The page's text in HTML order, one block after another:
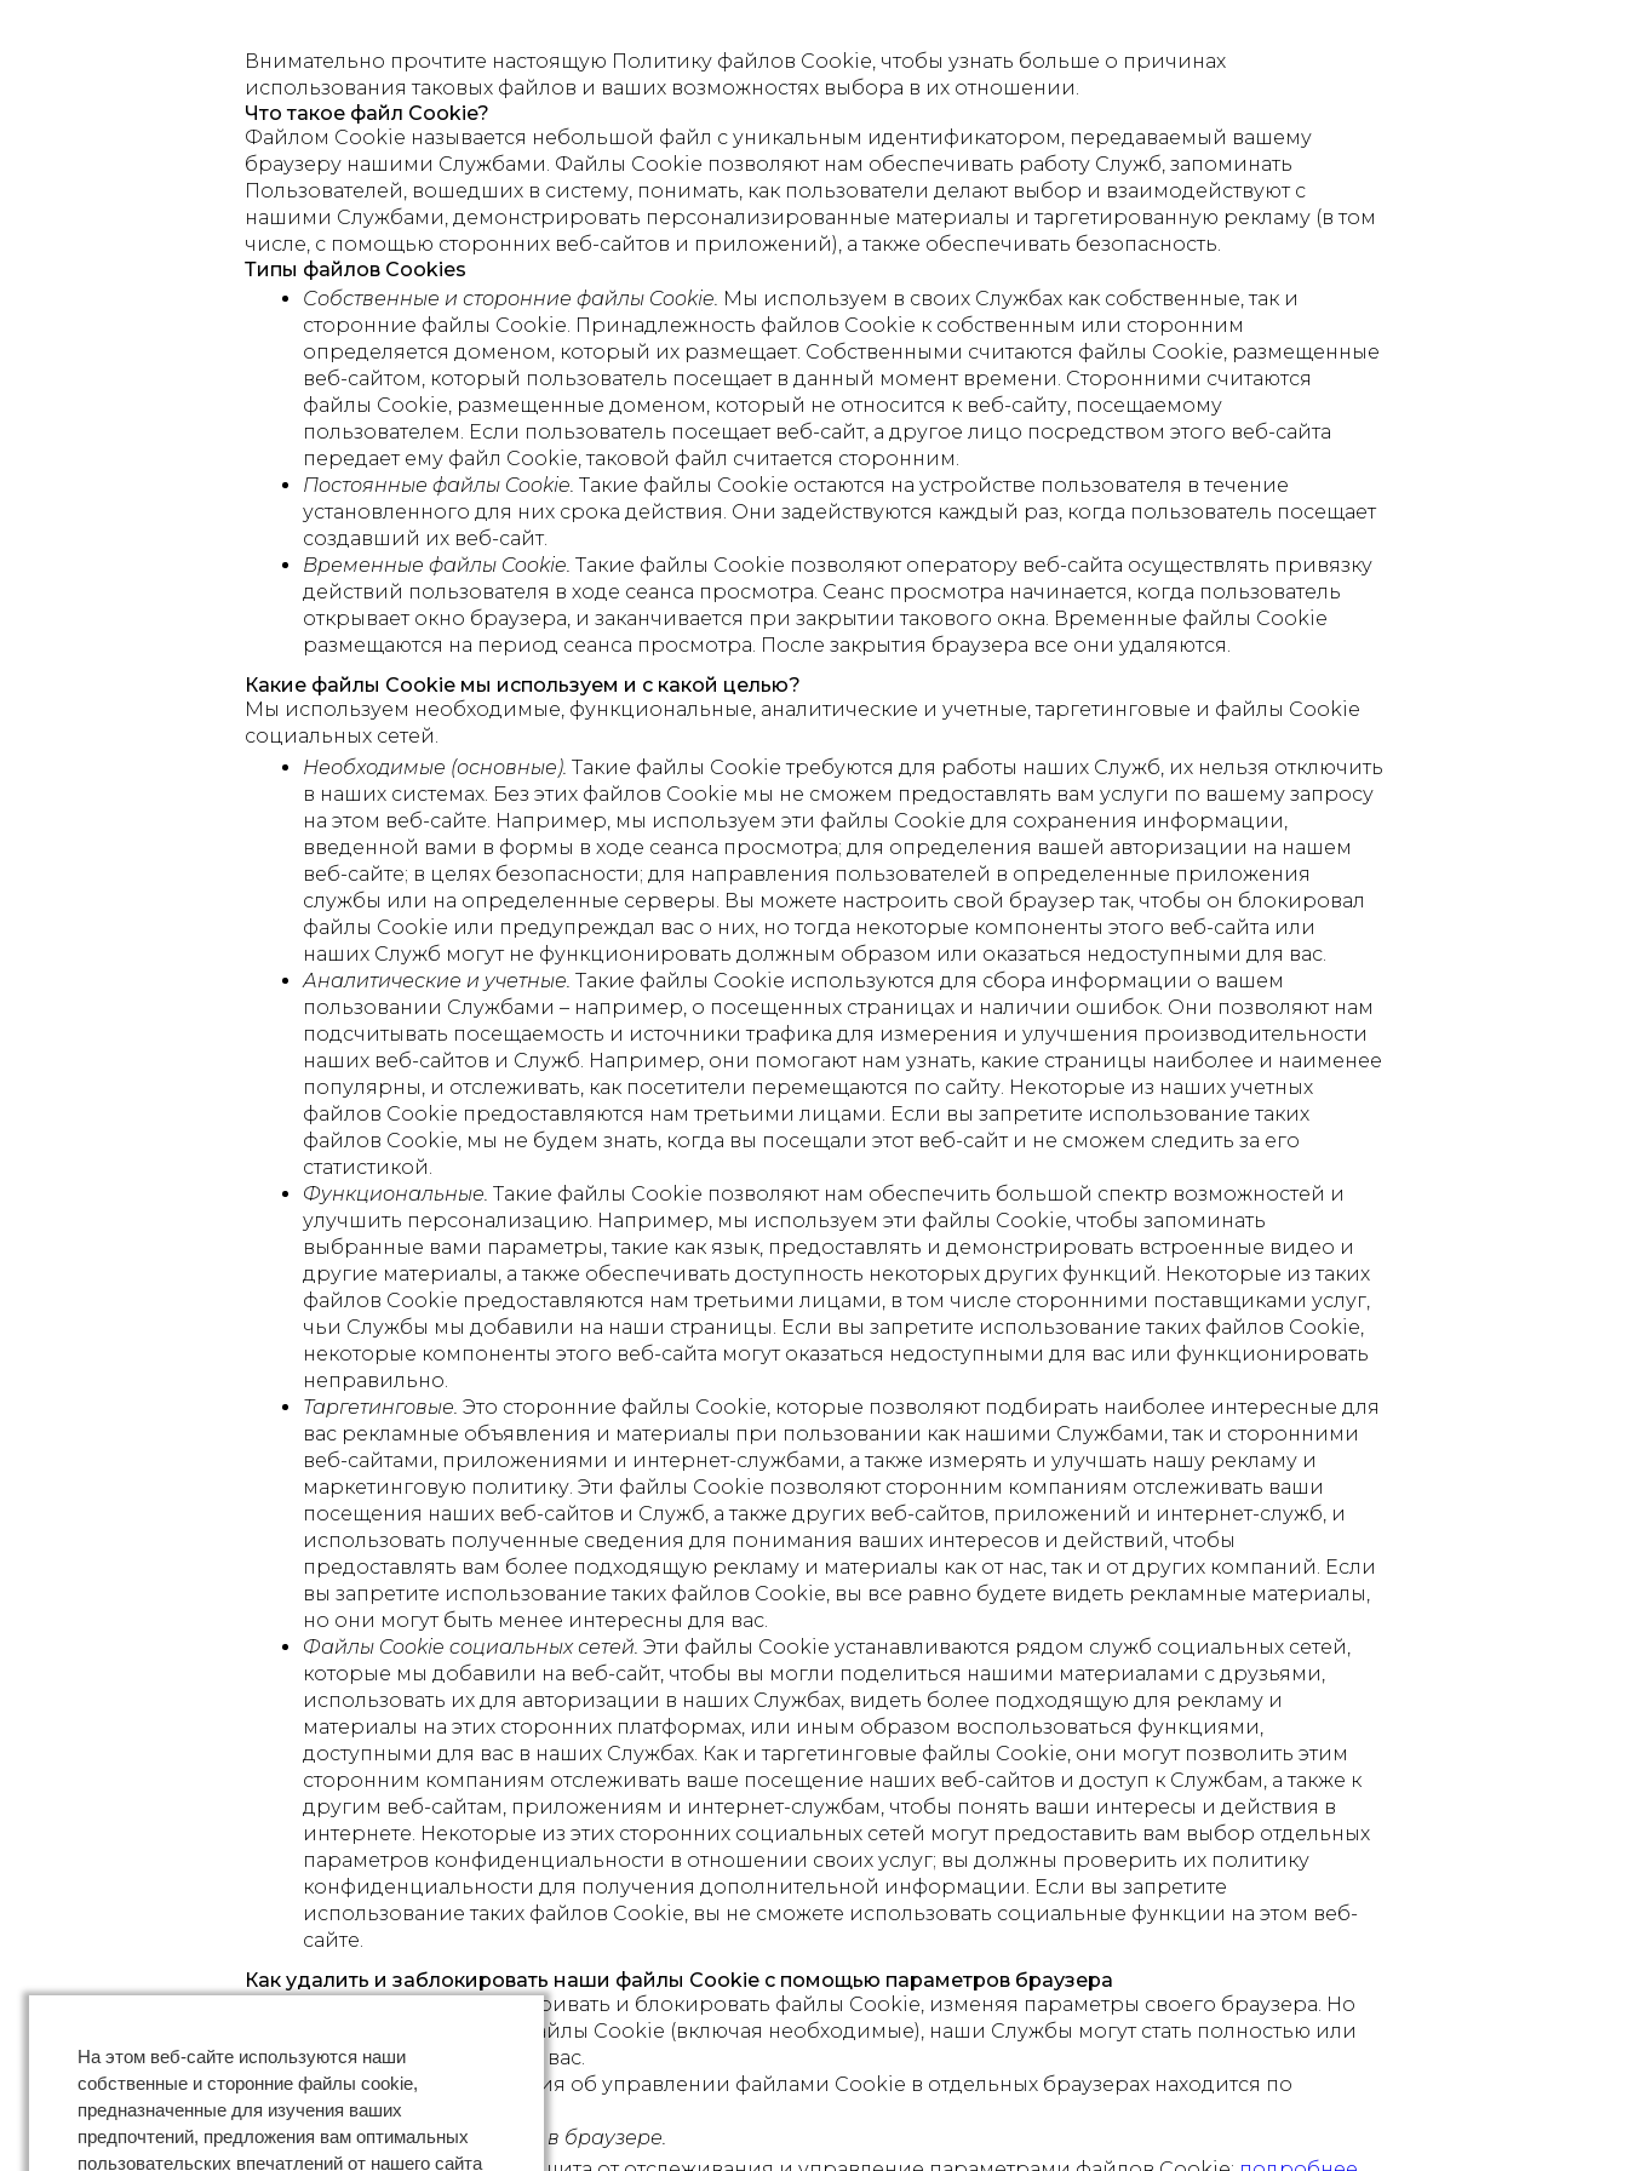
Внимательно прочтите настоящую Политику файлов Cookie, чтобы узнать больше о причинах
использования таковых файлов и ваших возможностях выбора в их отношении.
Что такое файл Cookie?
Файлом Cookie называется небольшой файл с уникальным идентификатором, передаваемый вашему
браузеру нашими Службами. Файлы Cookie позволяют нам обеспечивать работу Служб, запоминать
Пользователей, вошедших в систему, понимать, как пользователи делают выбор и взаимодействуют с
нашими Службами, демонстрировать персонализированные материалы и таргетированную рекламу (в том
числе, с помощью сторонних веб-сайтов и приложений), а также обеспечивать безопасность.
Типы файлов Cookies
Собственные и сторонние файлы Cookie. Мы используем в своих Службах как собственные, так и
сторонние файлы Cookie. Принадлежность файлов Cookie к собственным или сторонним
определяется доменом, который их размещает. Собственными считаются файлы Cookie, размещенные
веб-сайтом, который пользователь посещает в данный момент времени. Сторонними считаются
файлы Cookie, размещенные доменом, который не относится к веб-сайту, посещаемому
пользователем. Если пользователь посещает веб-сайт, а другое лицо посредством этого веб-сайта
передает ему файл Cookie, таковой файл считается сторонним.
Постоянные файлы Cookie. Такие файлы Cookie остаются на устройстве пользователя в течение
установленного для них срока действия. Они задействуются каждый раз, когда пользователь посещает
создавший их веб-сайт.
Временные файлы Cookie. Такие файлы Cookie позволяют оператору веб-сайта осуществлять привязку
действий пользователя в ходе сеанса просмотра. Сеанс просмотра начинается, когда пользователь
открывает окно браузера, и заканчивается при закрытии такового окна. Временные файлы Cookie
размещаются на период сеанса просмотра. После закрытия браузера все они удаляются.
Какие файлы Cookie мы используем и с какой целью?
Мы используем необходимые, функциональные, аналитические и учетные, таргетинговые и файлы Cookie
социальных сетей.
Необходимые (основные). Такие файлы Cookie требуются для работы наших Служб, их нельзя отключить
в наших системах. Без этих файлов Cookie мы не сможем предоставлять вам услуги по вашему запросу
на этом веб-сайте. Например, мы используем эти файлы Cookie для сохранения информации,
введенной вами в формы в ходе сеанса просмотра; для определения вашей авторизации на нашем
веб-сайте; в целях безопасности; для направления пользователей в определенные приложения
службы или на определенные серверы. Вы можете настроить свой браузер так, чтобы он блокировал
файлы Сookie или предупреждал вас о них, но тогда некоторые компоненты этого веб-сайта или
наших Служб могут не функционировать должным образом или оказаться недоступными для вас.
Аналитические и учетные. Такие файлы Cookie используются для сбора информации о вашем
пользовании Службами – например, о посещенных страницах и наличии ошибок. Они позволяют нам
подсчитывать посещаемость и источники трафика для измерения и улучшения производительности
наших веб-сайтов и Служб. Например, они помогают нам узнать, какие страницы наиболее и наименее
популярны, и отслеживать, как посетители перемещаются по сайту. Некоторые из наших учетных
файлов Cookie предоставляются нам третьими лицами. Если вы запретите использование таких
файлов Cookie, мы не будем знать, когда вы посещали этот веб-сайт и не сможем следить за его
статистикой.
Функциональные. Такие файлы Cookie позволяют нам обеспечить большой спектр возможностей и
улучшить персонализацию. Например, мы используем эти файлы Cookie, чтобы запоминать
выбранные вами параметры, такие как язык, предоставлять и демонстрировать встроенные видео и
другие материалы, а также обеспечивать доступность некоторых других функций. Некоторые из таких
файлов Cookie предоставляются нам третьими лицами, в том числе сторонними поставщиками услуг,
чьи Службы мы добавили на наши страницы. Если вы запретите использование таких файлов Cookie,
некоторые компоненты этого веб-сайта могут оказаться недоступными для вас или функционировать
неправильно.
Таргетинговые. Это сторонние файлы Сookie, которые позволяют подбирать наиболее интересные для
вас рекламные объявления и материалы при пользовании как нашими Службами, так и сторонними
веб-сайтами, приложениями и интернет-службами, а также измерять и улучшать нашу рекламу и
маркетинговую политику. Эти файлы Cookie позволяют сторонним компаниям отслеживать ваши
посещения наших веб-сайтов и Служб, а также других веб-сайтов, приложений и интернет-служб, и
использовать полученные сведения для понимания ваших интересов и действий, чтобы
предоставлять вам более подходящую рекламу и материалы как от нас, так и от других компаний. Если
вы запретите использование таких файлов Cookie, вы все равно будете видеть рекламные материалы,
но они могут быть менее интересны для вас.
Файлы Cookie cоциальных сетей. Эти файлы Cookie устанавливаются рядом служб социальных сетей,
которые мы добавили на веб-сайт, чтобы вы могли поделиться нашими материалами с друзьями,
использовать их для авторизации в наших Службах, видеть более подходящую для рекламу и
материалы на этих сторонних платформах, или иным образом воспользоваться функциями,
доступными для вас в наших Службах. Как и таргетинговые файлы Cookie, они могут позволить этим
сторонним компаниям отслеживать ваше посещение наших веб-сайтов и доступ к Службам, а также к
другим веб-сайтам, приложениям и интернет-службам, чтобы понять ваши интересы и действия в
интернете. Некоторые из этих сторонних социальных сетей могут предоставить вам выбор отдельных
параметров конфиденциальности в отношении своих услуг; вы должны проверить их политику
конфиденциальности для получения дополнительной информации. Если вы запретите
использование таких файлов Cookie, вы не сможете использовать социальные функции на этом веб-
сайте.
Как удалить и заблокировать наши файлы Cookie с помощью параметров браузера
Вы можете удалять, просматривать и блокировать файлы Cookie, изменяя параметры своего браузера. Но
если вы заблокируете все файлы Cookie (включая необходимые), наши Службы могут стать полностью или
частично недоступными для вас.
Дополнительная информация об управлении файлами Cookie в отдельных браузерах находится по
ссылкам ниже:
Управление файлами Cookie в браузере.
На этом веб-сайте используются наши
собственные и сторонние файлы cookie,
предназначенные для изучения ваших
предпочтений, предложения вам оптимальных
пользовательских впечатлений от нашего сайта